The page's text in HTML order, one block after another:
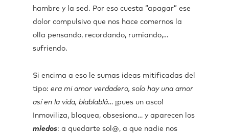
hambre y la sed. Por eso cuesta “apagar” ese
dolor compulsivo que nos hace comernos la
olla pensando, recordando, rumiando,…
sufriendo.
Si encima a eso le sumas ideas mitificadas del
tipo: era mi amor verdadero, solo hay una amor
así en la vida, blablablá… ¡pues un asco!
Inmoviliza, bloquea, obsesiona… y aparecen los
miedos: a quedarte sol@, a que nadie nos